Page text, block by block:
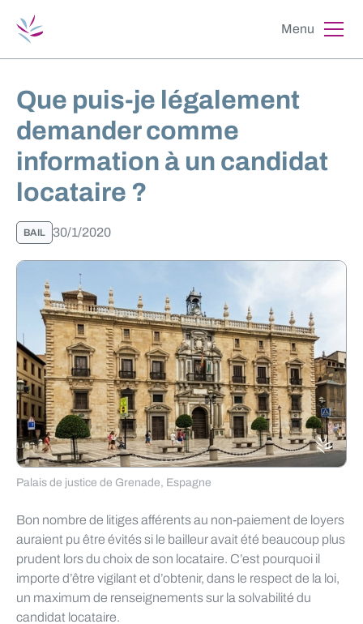
Menu
Que puis-je légalement
demander comme
information à un candidat
locataire ?
BAIL 30/1/2020
Palais de justice de Grenade, Espagne
Bon nombre de litiges afférents au non-paiement de loyers
auraient pu être évités si le bailleur avait été beaucoup plus
prudent lors du choix de son locataire. C’est pourquoi il
importe d’être vigilant et d’obtenir, dans le respect de la loi,
un maximum de renseignements sur la solvabilité du
candidat locataire.